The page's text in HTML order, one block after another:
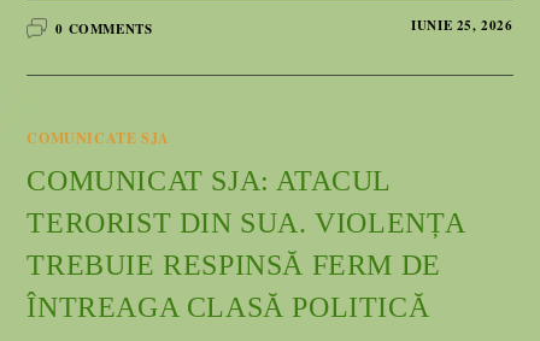
0 COMMENTS IUNIE 25, 2026
COMUNICATE SJA
COMUNICAT SJA: ATACUL
TERORIST DIN SUA. VIOLENȚA
TREBUIE RESPINSĂ FERM DE
ÎNTREAGA CLASĂ POLITICĂ